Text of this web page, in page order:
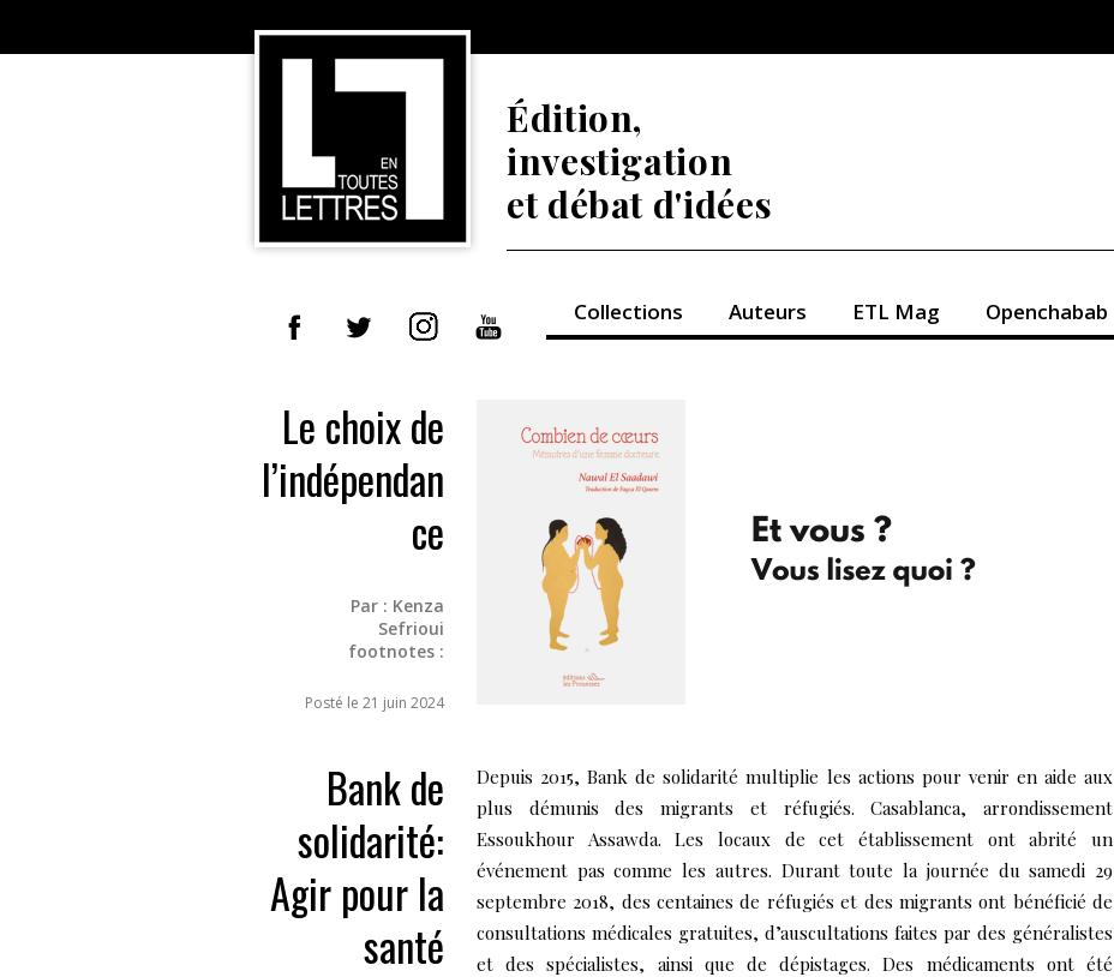
Édition,
investigation
et débat d'idées
Collections Auteurs ETL Mag Openchabab
Le choix de
l’indépendan
ce
Par : Kenza
Sefrioui
footnotes :
Posté le 21 juin 2024
Bank de
solidarité:
Agir pour la
santé
Depuis 2015, Bank de solidarité multiplie les actions pour venir en aide aux
plus démunis des migrants et réfugiés. Casablanca, arrondissement
Essoukhour Assawda. Les locaux de cet établissement ont abrité un
événement pas comme les autres. Durant toute la journée du samedi 29
septembre 2018, des centaines de réfugiés et des migrants ont bénéficié de
consultations médicales gratuites, d’auscultations faites par des généralistes
et des spécialistes, ainsi que de dépistages. Des médicaments ont été